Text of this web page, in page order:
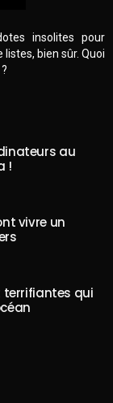
insolites pour
bien sûr. Quoi
au
!
vivre un
terrifiantes qui